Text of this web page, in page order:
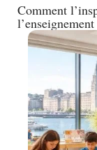
Comment
l’enseignement